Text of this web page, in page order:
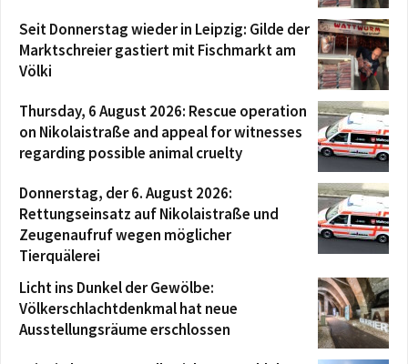
Seit Donnerstag wieder in Leipzig: Gilde der
Marktschreier gastiert mit Fischmarkt am
Völki
Thursday, 6 August 2026: Rescue operation
on Nikolaistraße and appeal for witnesses
regarding possible animal cruelty
Donnerstag, der 6. August 2026:
Rettungseinsatz auf Nikolaistraße und
Zeugenaufruf wegen möglicher
Tierquälerei
Licht ins Dunkel der Gewölbe:
Völkerschlachtdenkmal hat neue
Ausstellungsräume erschlossen